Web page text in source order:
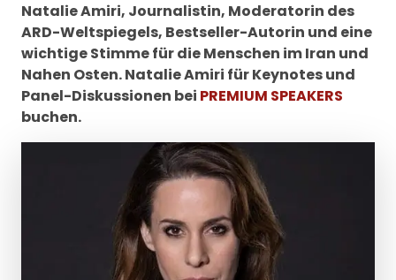
Natalie Amiri, Journalistin, Moderatorin des
ARD-Weltspiegels, Bestseller-Autorin und eine
wichtige Stimme für die Menschen im Iran und
Nahen Osten. Natalie Amiri für Keynotes und
Panel-Diskussionen bei PREMIUM SPEAKERS
buchen.